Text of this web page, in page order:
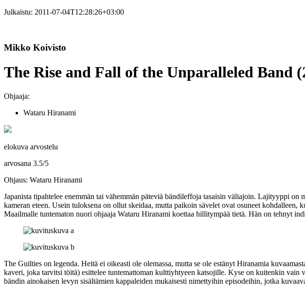
Julkaistu: 2011-07-04T12:28:26+03:00
Mikko Koivisto
The Rise and Fall of the Unparalleled Band
Ohjaaja:
Wataru Hiranami
elokuva arvostelu
arvosana 3.5/5
Ohjaus: Wataru Hiranami
Japanista tipahtelee enemmän tai vähemmän päteviä bändileffoja tasaisin väliajoin. Lajityyppi
kameran eteen. Usein tuloksena on ollut skeidaa, mutta paikoin sävelet ovat osuneet kohdalleen,
Maailmalle tuntematon nuori ohjaaja Wataru Hiranami koettaa hillitympää tietä. Hän on tehnyt
The Guilties on legenda. Heitä ei oikeasti ole olemassa, mutta se ole estänyt Hiranamia
kaveri, joka tarvitsi töitä) esittelee tuntemattoman kulttiyhtyeen katsojille. Kyse on kuitenkin
bändin ainokaisen levyn sisältämien kappaleiden mukaisesti nimettyihin episodeihin, jotka